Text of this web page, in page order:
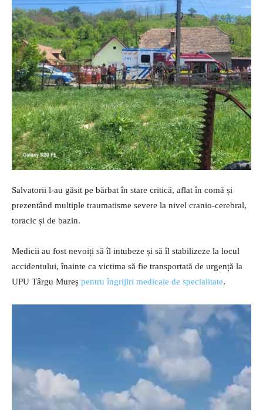
Salvatorii l-au găsit pe bărbat în stare critică, aflat în comă și
prezentând multiple traumatisme severe la nivel cranio-cerebral,
toracic și de bazin.
Medicii au fost nevoiți să îl intubeze și să îl stabilizeze la locul
accidentului, înainte ca victima să fie transportată de urgență la
UPU Târgu Mureș pentru îngrijiri medicale de specialitate.